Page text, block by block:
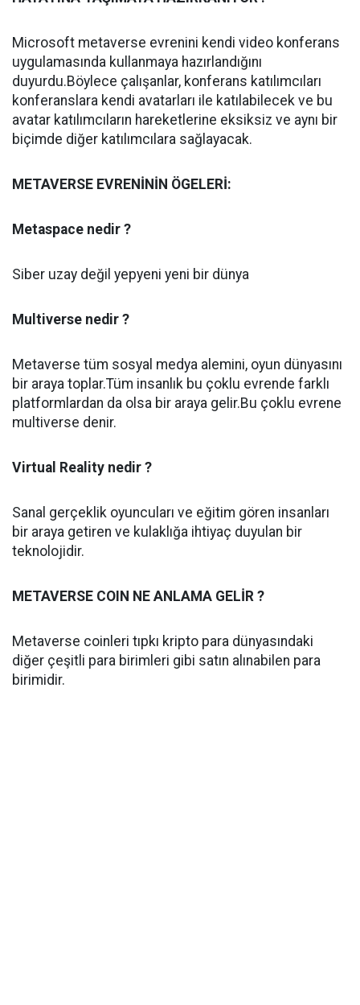
Microsoft metaverse evrenini kendi video konferans
uygulamasında kullanmaya hazırlandığını
duyurdu.Böylece çalışanlar, konferans katılımcıları
konferanslara kendi avatarları ile katılabilecek ve bu
avatar katılımcıların hareketlerine eksiksiz ve aynı bir
biçimde diğer katılımcılara sağlayacak.
METAVERSE EVRENİNİN ÖGELERİ:
Metaspace nedir ?
Siber uzay değil yepyeni yeni bir dünya
Multiverse nedir ?
Metaverse tüm sosyal medya alemini, oyun dünyasını
bir araya toplar.Tüm insanlık bu çoklu evrende farklı
platformlardan da olsa bir araya gelir.Bu çoklu evrene
multiverse denir.
Virtual Reality nedir ?
Sanal gerçeklik oyuncuları ve eğitim gören insanları
bir araya getiren ve kulaklığa ihtiyaç duyulan bir
teknolojidir.
METAVERSE COIN NE ANLAMA GELİR ?
Metaverse coinleri tıpkı kripto para dünyasındaki
diğer çeşitli para birimleri gibi satın alınabilen para
birimidir.